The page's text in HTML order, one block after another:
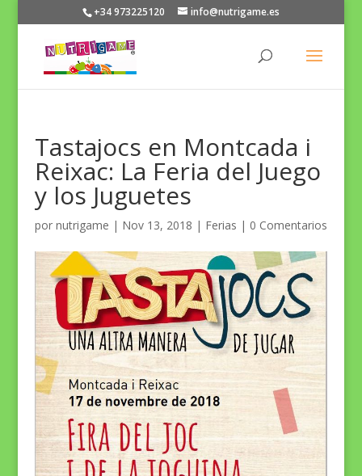
+34 973225120 info@nutrigame.es
Tastajocs en Montcada i
Reixac: La Feria del Juego
y los Juguetes
por nutrigame | Nov 13, 2018 | Ferias | 0 Comentarios